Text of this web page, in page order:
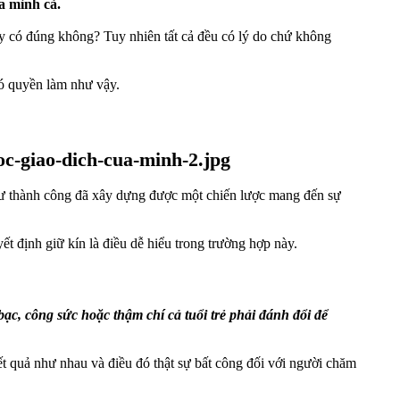
mình cả.
đúng không? Tuy nhiên tất cả đều có lý do chứ không
quyền làm như vậy.
công đã xây dựng được một chiến lược mang đến sự
định giữ kín là điều dễ hiểu trong trường hợp này.
công sức hoặc thậm chí cả tuổi trẻ phải đánh đổi để
như nhau và điều đó thật sự bất công đối với người chăm